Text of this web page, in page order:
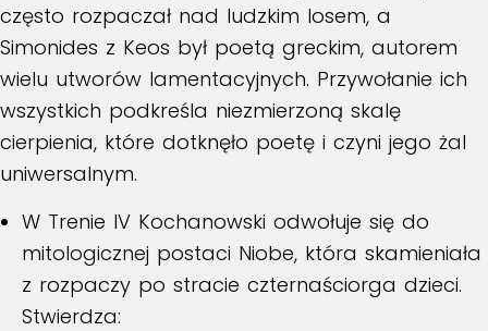
często rozpaczał nad ludzkim losem, a
Simonides z Keos był poetą greckim, autorem
wielu utworów lamentacyjnych. Przywołanie ich
wszystkich podkreśla niezmierzoną skalę
cierpienia, które dotknęło poetę i czyni jego żal
uniwersalnym.
W Trenie IV Kochanowski odwołuje się do
mitologicznej postaci Niobe, która skamieniała
z rozpaczy po stracie czternaściorga dzieci.
Stwierdza: